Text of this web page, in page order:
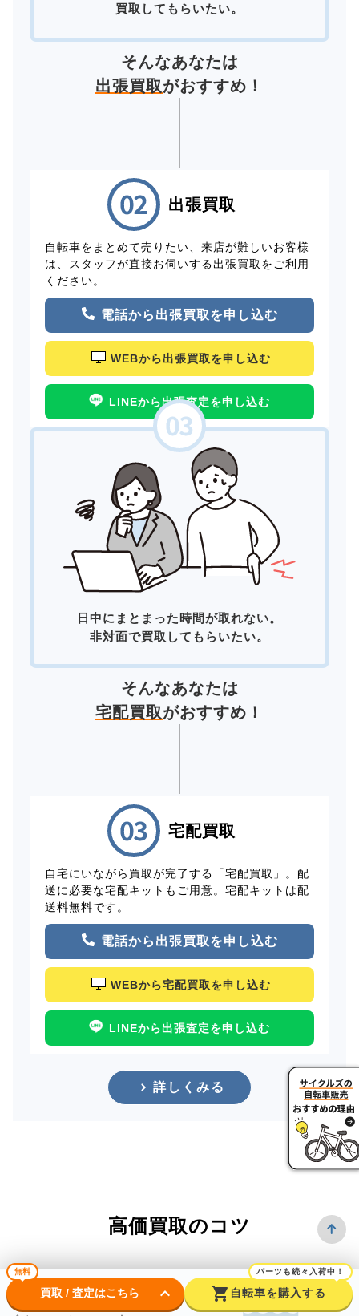
買取してもらいたい。
そんなあなたは
出張買取がおすすめ！
出張買取
自転車をまとめて売りたい、来店が難しいお客様
は、スタッフが直接お伺いする出張買取をご利用
ください。
電話から出張買取を申し込む
WEBから出張買取を申し込む
LINEから出張査定を申し込む
日中にまとまった時間が取れない。
非対面で買取してもらいたい。
そんなあなたは
宅配買取がおすすめ！
宅配買取
自宅にいながら買取が完了する「宅配買取」。配
送に必要な宅配キットもご用意。宅配キットは配
送料無料です。
電話から出張買取を申し込む
WEBから宅配買取を申し込む
LINEから出張査定を申し込む
詳しくみる
高価買取のコツ
できるだけ
無料
買取 / 査定はこちら keyboard_arrow_down shopping_cart
パーツも続々入荷中！
自転車を購入する